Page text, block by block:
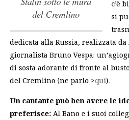
del Cremlino
c’è
si
dedicata alla Russia, realizzata
giornalista Bruno Vespa:
di sosta adorante di fronte al
del Cremlino (ne parlo >qui).
Un cantante può ben avere le
preferisce: Al Bano e i suoi